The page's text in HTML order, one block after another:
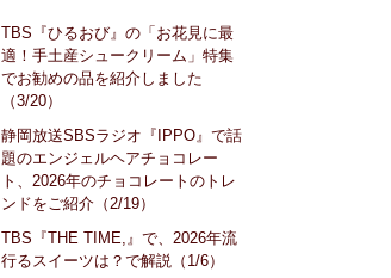
TBS『ひるおび』の「お花見に最
適！手土産シュークリーム」特集
でお勧めの品を紹介しました
（3/20）
静岡放送SBSラジオ『IPPO』で話
題のエンジェルヘアチョコレー
ト、2026年のチョコレートのトレ
ンドをご紹介（2/19）
TBS『THE TIME,』で、2026年流
行るスイーツは？で解説（1/6）